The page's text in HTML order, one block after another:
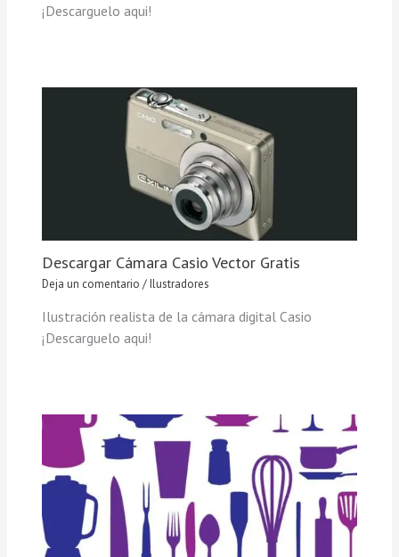
¡Descarguelo aqui!
Descargar Cámara Casio Vector Gratis
Deja un comentario /Ilustradores
Ilustración realista de la cámara digital Casio
¡Descarguelo aqui!